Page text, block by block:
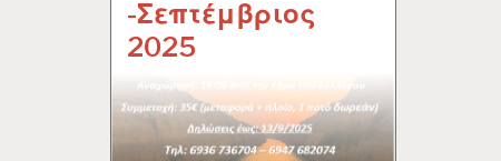
-Σεπτέμβριος
2025